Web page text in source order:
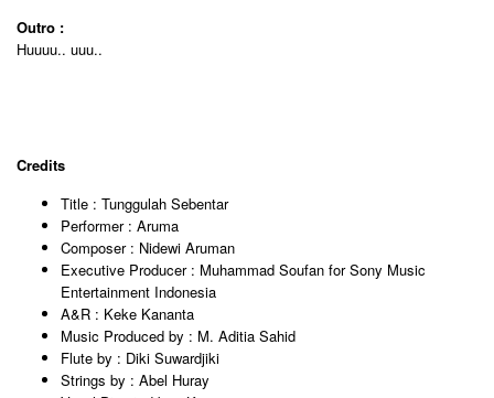
Outro :
Huuuu.. uuu..
Credits
Title : Tunggulah Sebentar
Performer : Aruma
Composer : Nidewi Aruman
Executive Producer : Muhammad Soufan for Sony Music
Entertainment Indonesia
A&R : Keke Kananta
Music Produced by : M. Aditia Sahid
Flute by : Diki Suwardjiki
Strings by : Abel Huray